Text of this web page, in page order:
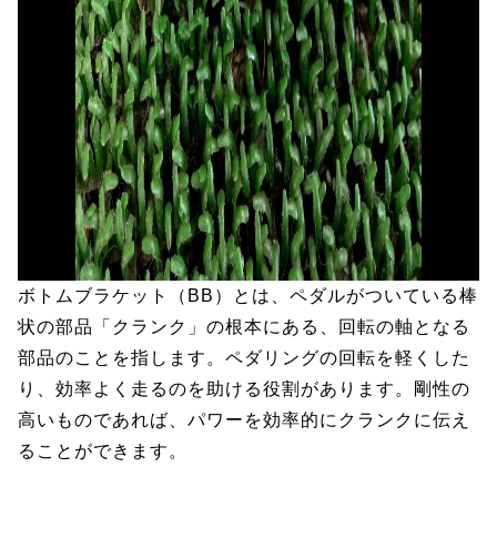
ボトムブラケット（BB）とは、ペダルがついている棒
状の部品「クランク」の根本にある、回転の軸となる
部品のことを指します。ペダリングの回転を軽くした
り、効率よく走るのを助ける役割があります。剛性の
高いものであれば、パワーを効率的にクランクに伝え
ることができます。